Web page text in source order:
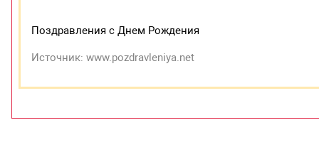
Поздравления с Днем Рождения
Источник: www.pozdravleniya.net